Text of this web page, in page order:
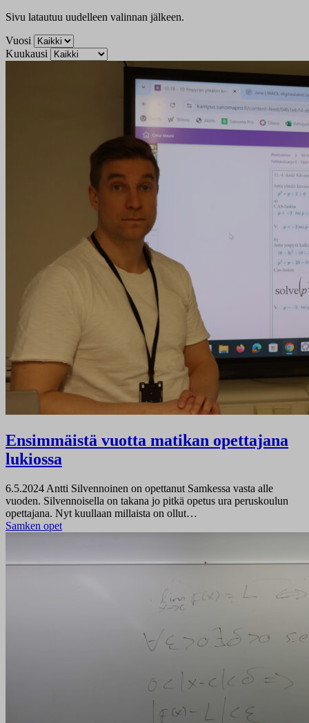
Sivu latautuu uudelleen valinnan jälkeen.
Vuosi
Kuukausi
Ensimmäistä vuotta matikan opettajana
lukiossa
6.5.2024 Antti Silvennoinen on opettanut Samkessa vasta alle
vuoden. Silvennoisella on takana jo pitkä opetus ura peruskoulun
opettajana. Nyt kuullaan millaista on ollut…
Samken opet